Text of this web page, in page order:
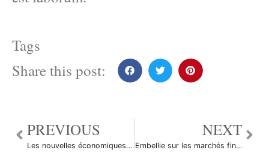
Tags
Share this post:
PREVIOUS
Les nouvelles économiques du 2 décembre 2011
NEXT
Embellie sur les marchés financiers après le fort recul du chômage américain